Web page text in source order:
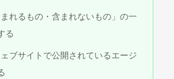
れるもの・含まれないもの」の一
る
ブサイトで公開されているエージ